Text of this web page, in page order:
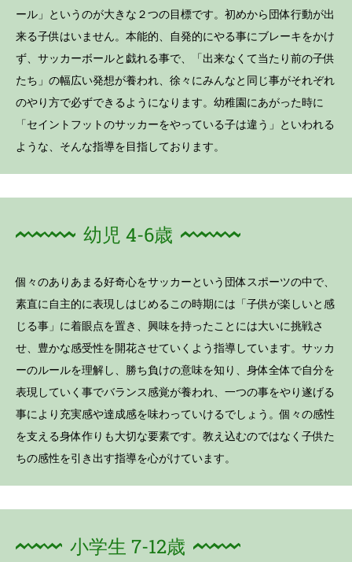
ール」というのが大きな２つの目標です。初めから団体行動が出
来る子供はいません。本能的、自発的にやる事にブレーキをかけ
ず、サッカーボールと戯れる事で、「出来なくて当たり前の子供
たち」の幅広い発想が養われ、徐々にみんなと同じ事がそれぞれ
のやり方で必ずできるようになります。幼稚園にあがった時に
「セイントフットのサッカーをやっている子は違う」といわれる
ような、そんな指導を目指しております。
幼児 4-6歳
個々のありあまる好奇心をサッカーという団体スポーツの中で、
素直に自主的に表現しはじめるこの時期には「子供が楽しいと感
じる事」に着眼点を置き、興味を持ったことには大いに挑戦さ
せ、豊かな感受性を開花させていくよう指導しています。サッカ
ーのルールを理解し、勝ち負けの意味を知り、身体全体で自分を
表現していく事でバランス感覚が養われ、一つの事をやり遂げる
事により充実感や達成感を味わっていけるでしょう。個々の感性
を支える身体作りも大切な要素です。教え込むのではなく子供た
ちの感性を引き出す指導を心がけています。
小学生 7-12歳